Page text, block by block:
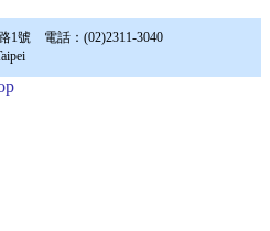
1號 電話：(02)2311-3040